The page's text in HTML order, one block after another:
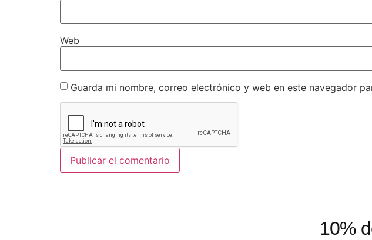
Web
Guarda mi nombre, correo electrónico y web en este navegador
10%